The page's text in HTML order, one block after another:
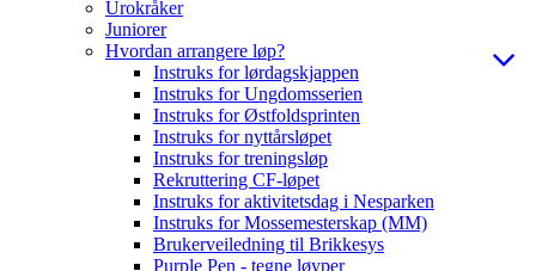
Urokråker
Juniorer
Hvordan arrangere løp?
Instruks for lørdagskjappen
Instruks for Ungdomsserien
Instruks for Østfoldsprinten
Instruks for nyttårsløpet
Instruks for treningsløp
Rekruttering CF-løpet
Instruks for aktivitetsdag i Nesparken
Instruks for Mossemesterskap (MM)
Brukerveiledning til Brikkesys
Purple Pen - tegne løyper